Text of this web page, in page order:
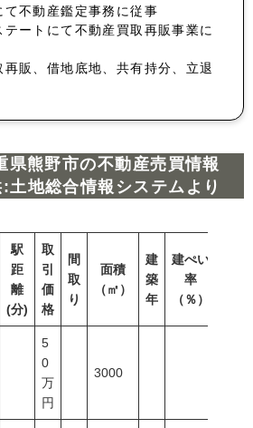
不動産鑑定事務に従事
ートにて不動産買取再販事業に
再販、借地底地、共有持分、立退
県熊野市の不動産売買情報
土地総合情報システムより
駅
距
離
(分)
取
引
価
格
間
取
り
面積
（㎡）
建
築
年
建ぺい
率
（％）
5
0
万
円
3000